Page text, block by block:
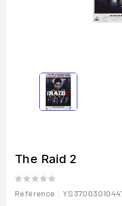
The Raid 2
Référence :